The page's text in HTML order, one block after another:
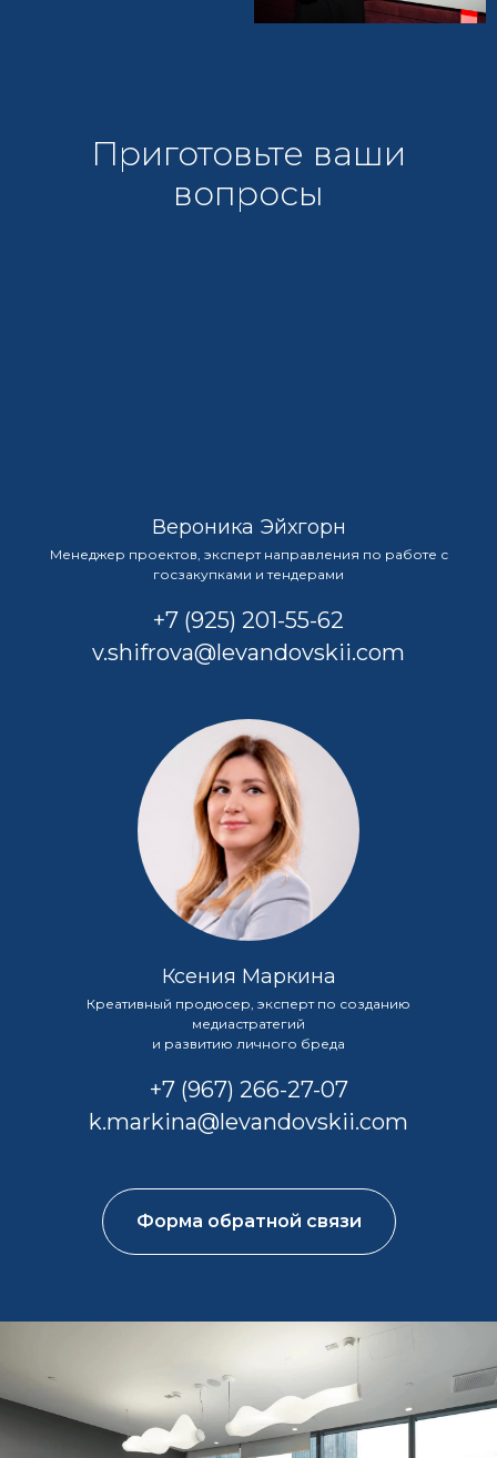
Приготовьте ваши
вопросы
Вероника Эйхгорн
Менеджер проектов, эксперт направления по работе с
госзакупками и тендерами
+7 (925) 201-55-62
v.shifrova@levandovskii.com
Ксения Маркина
Креативный продюсер, эксперт по созданию
медиастратегий
и развитию личного бреда
+7 (967) 266-27-07
k.markina@levandovskii.com
Форма обратной связи